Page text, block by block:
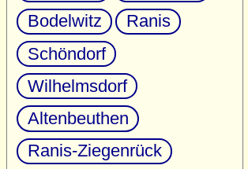
Bodelwitz
Ranis
Schöndorf
Wilhelmsdorf
Altenbeuthen
Ranis-Ziegenrück